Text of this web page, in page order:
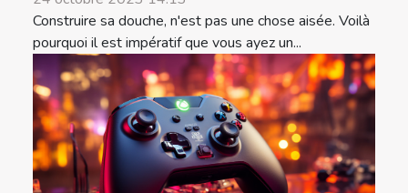
Construire sa douche, n'est pas une chose aisée. Voilà
pourquoi il est impératif que vous ayez un...